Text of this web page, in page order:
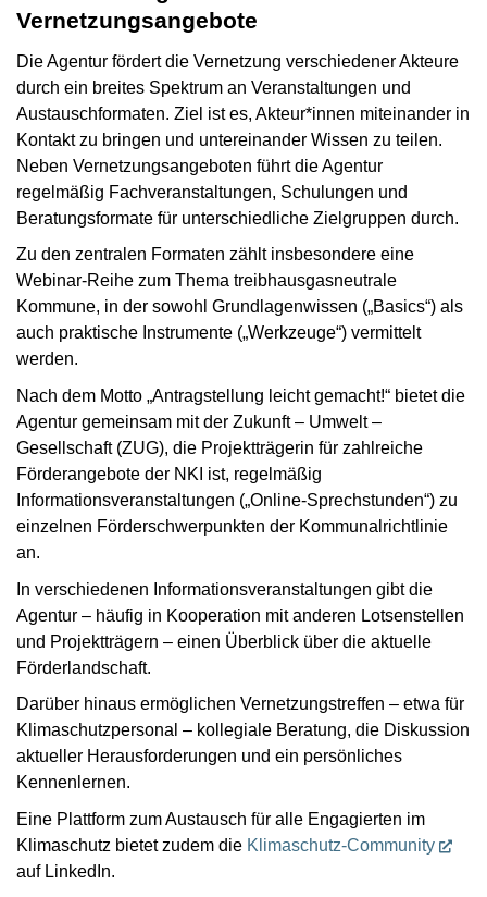
Vernetzungsangebote
Die Agentur fördert die Vernetzung verschiedener Akteure
durch ein breites Spektrum an Veranstaltungen und
Austauschformaten. Ziel ist es, Akteur*innen miteinander in
Kontakt zu bringen und untereinander Wissen zu teilen.
Neben Vernetzungsangeboten führt die Agentur
regelmäßig Fachveranstaltungen, Schulungen und
Beratungsformate für unterschiedliche Zielgruppen durch.
Zu den zentralen Formaten zählt insbesondere eine
Webinar-Reihe zum Thema treibhausgasneutrale
Kommune, in der sowohl Grundlagenwissen („Basics“) als
auch praktische Instrumente („Werkzeuge“) vermittelt
werden.
Nach dem Motto „Antragstellung leicht gemacht!“ bietet die
Agentur gemeinsam mit der Zukunft – Umwelt –
Gesellschaft (ZUG), die Projektträgerin für zahlreiche
Förderangebote der NKI ist, regelmäßig
Informationsveranstaltungen („Online-Sprechstunden“) zu
einzelnen Förderschwerpunkten der Kommunalrichtlinie
an.
In verschiedenen Informationsveranstaltungen gibt die
Agentur – häufig in Kooperation mit anderen Lotsenstellen
und Projektträgern – einen Überblick über die aktuelle
Förderlandschaft.
Darüber hinaus ermöglichen Vernetzungstreffen – etwa für
Klimaschutzpersonal – kollegiale Beratung, die Diskussion
aktueller Herausforderungen und ein persönliches
Kennenlernen.
Eine Plattform zum Austausch für alle Engagierten im
Klimaschutz bietet zudem die Klimaschutz-Community
auf LinkedIn.